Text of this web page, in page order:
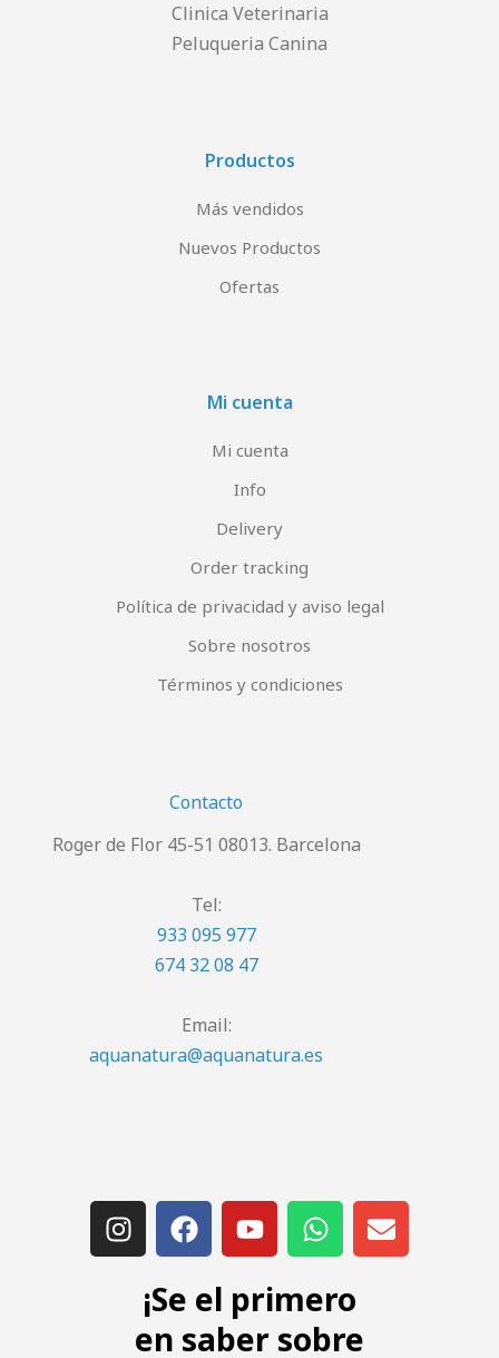
Clinica Veterinaria
Peluqueria Canina
Productos
Más vendidos
Nuevos Productos
Ofertas
Mi cuenta
Mi cuenta
Info
Delivery
Order tracking
Política de privacidad y aviso legal
Sobre nosotros
Términos y condiciones
Contacto
Roger de Flor 45-51 08013. Barcelona
Tel:
933 095 977
674 32 08 47
Email:
aquanatura@aquanatura.es
¡Se el primero
en saber sobre